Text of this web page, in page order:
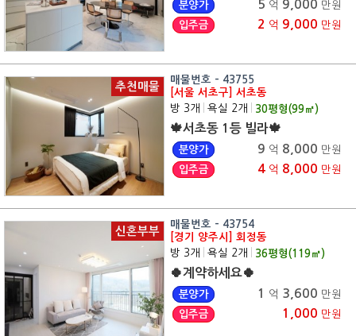
분양가 5 억 9,000 만원
입주금
2 억 9,000 만원
추천매물
매물번호 - 43755
[서울 서초구] 서초동
방 3개
욕실 2개 30평형(99㎡)
🍁서초동 1등 빌라🍁
분양가 9 억 8,000 만원
입주금
4 억 8,000 만원
신혼부부
매물번호 - 43754
[경기 양주시] 회정동
방 3개
욕실 2개 36평형(119㎡)
🍀계약하세요🍀
분양가 1 억 3,600 만원
입주금
1,000 만원